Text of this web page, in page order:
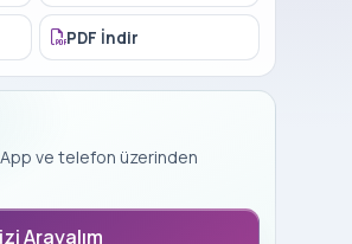
PDF İndir
ve telefon üzerinden
Arayalım